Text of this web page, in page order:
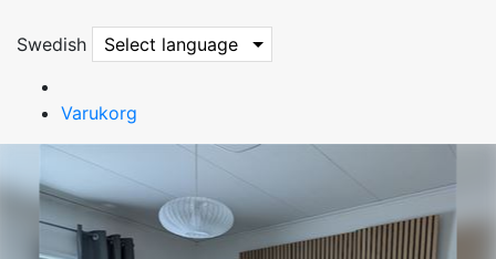
Swedish Select language
Varukorg